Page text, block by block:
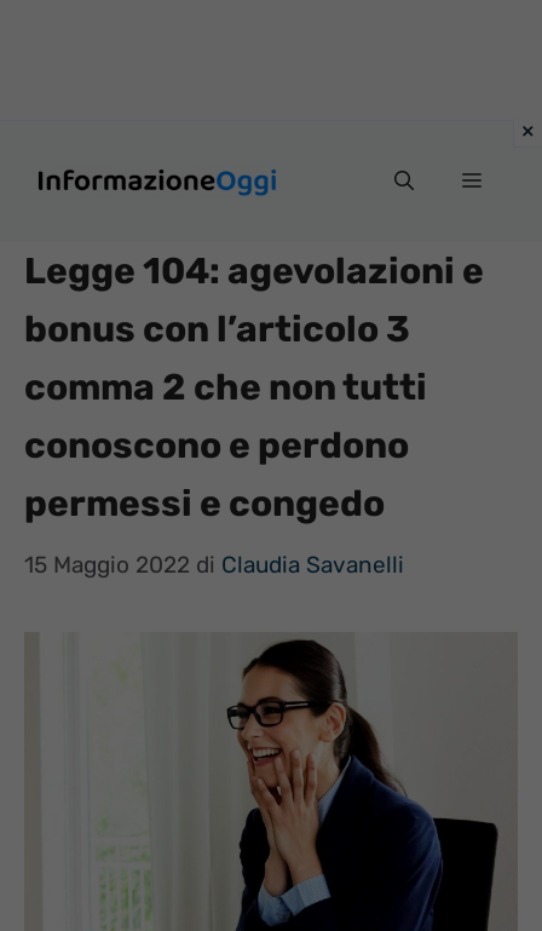
Menu
Legge 104: agevolazioni e
bonus con l’articolo 3
comma 2 che non tutti
conoscono e perdono
permessi e congedo
15 Maggio 2022 di Claudia Savanelli